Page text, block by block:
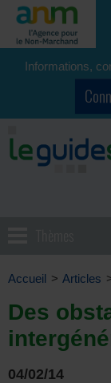
Informations,
Accueil > Articles
Des
04/02/14